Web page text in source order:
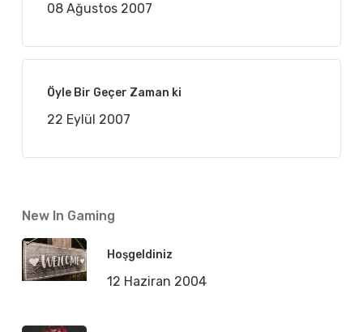
08 Ağustos 2007
Öyle Bir Geçer Zaman ki
22 Eylül 2007
New In Gaming
Hoşgeldiniz
12 Haziran 2004